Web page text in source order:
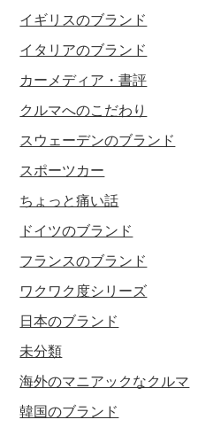
イギリスのブランド
イタリアのブランド
カーメディア・書評
クルマへのこだわり
スウェーデンのブランド
スポーツカー
ちょっと痛い話
ドイツのブランド
フランスのブランド
ワクワク度シリーズ
日本のブランド
未分類
海外のマニアックなクルマ
韓国のブランド